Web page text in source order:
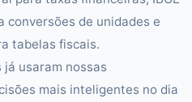
conversões de unidades e
tabelas fiscais.
usaram nossas
mais inteligentes no dia